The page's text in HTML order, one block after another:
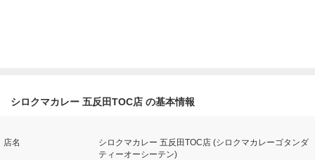
シロクマカレー 五反田TOC店 の基本情報
店名
シロクマカレー 五反田TOC店 (シロクマカレーゴタンダ
ティーオーシーテン)